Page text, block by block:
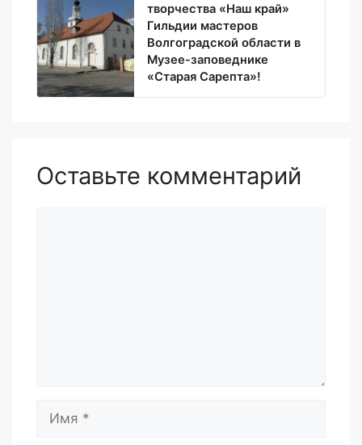
творчества «Наш край»
Гильдии мастеров
Волгоградской области в
Музее-заповеднике
«Старая Сарепта»!
Оставьте комментарий